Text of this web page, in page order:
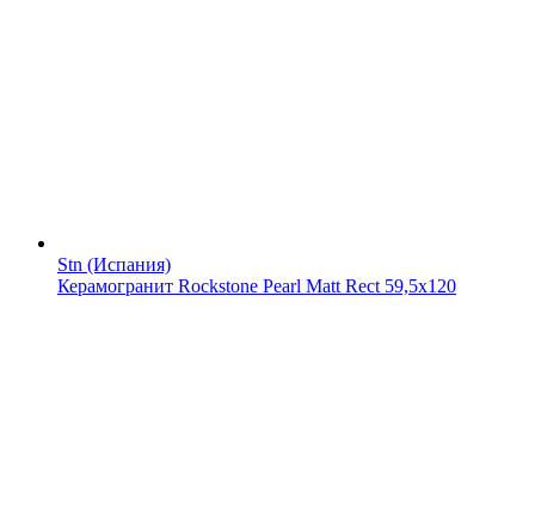
Stn (Испания)
Керамогранит Rockstone Pearl Matt Rect 59,5x120